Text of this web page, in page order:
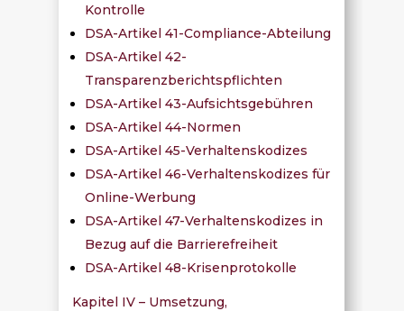
Kontrolle
DSA-Artikel 41-Compliance-Abteilung
DSA-Artikel 42-
Transparenzberichtspflichten
DSA-Artikel 43-Aufsichtsgebühren
DSA-Artikel 44-Normen
DSA-Artikel 45-Verhaltenskodizes
DSA-Artikel 46-Verhaltenskodizes für
Online-Werbung
DSA-Artikel 47-Verhaltenskodizes in
Bezug auf die Barrierefreiheit
DSA-Artikel 48-Krisenprotokolle
Kapitel IV – Umsetzung,